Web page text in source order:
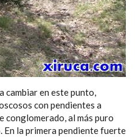
cambiar en este punto,
con pendientes a
conglomerado, al más puro
la primera pendiente fuerte